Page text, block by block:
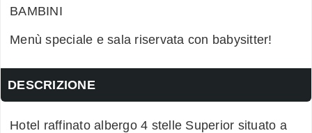
BAMBINI
Menù speciale e sala riservata con babysitter!
DESCRIZIONE
Hotel raffinato albergo 4 stelle Superior situato a